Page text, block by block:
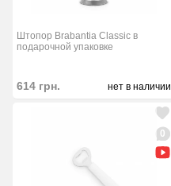
Штопор Brabantia Classic в
подарочной упаковке
614 грн. нет в наличии
0